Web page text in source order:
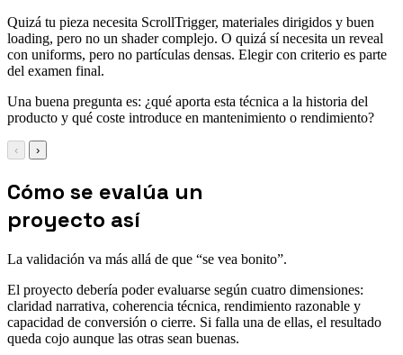
Quizá tu pieza necesita ScrollTrigger, materiales dirigidos y buen
loading, pero no un shader complejo. O quizá sí necesita un reveal
con uniforms, pero no partículas densas. Elegir con criterio es parte
del examen final.
Una buena pregunta es: ¿qué aporta esta técnica a la historia del
producto y qué coste introduce en mantenimiento o rendimiento?
‹ ›
Cómo se evalúa un
proyecto así
La validación va más allá de que “se vea bonito”.
El proyecto debería poder evaluarse según cuatro dimensiones:
claridad narrativa, coherencia técnica, rendimiento razonable y
capacidad de conversión o cierre. Si falla una de ellas, el resultado
queda cojo aunque las otras sean buenas.